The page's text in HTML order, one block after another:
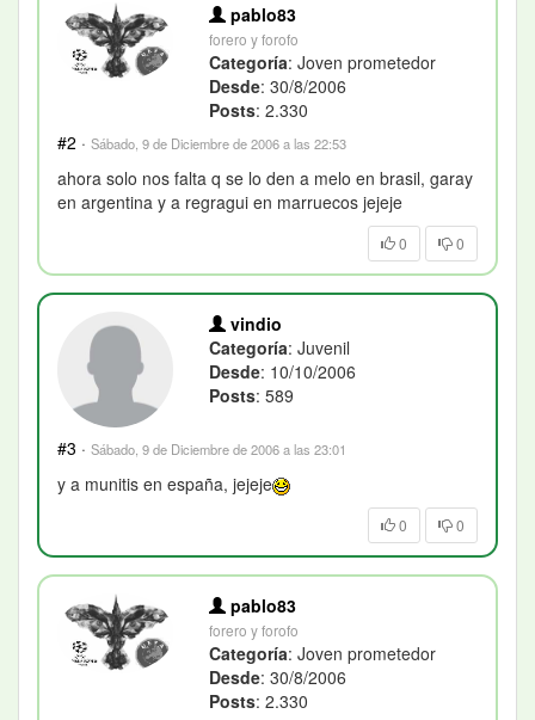
pablo83
forero y forofo
Categoría: Joven prometedor
Desde: 30/8/2006
Posts: 2.330
#2 · Sábado, 9 de Diciembre de 2006 a las 22:53
ahora solo nos falta q se lo den a melo en brasil, garay
en argentina y a regragui en marruecos jejeje
0 0
vindio
Categoría: Juvenil
Desde: 10/10/2006
Posts: 589
#3 · Sábado, 9 de Diciembre de 2006 a las 23:01
y a munitis en españa, jejeje
0 0
pablo83
forero y forofo
Categoría: Joven prometedor
Desde: 30/8/2006
Posts: 2.330